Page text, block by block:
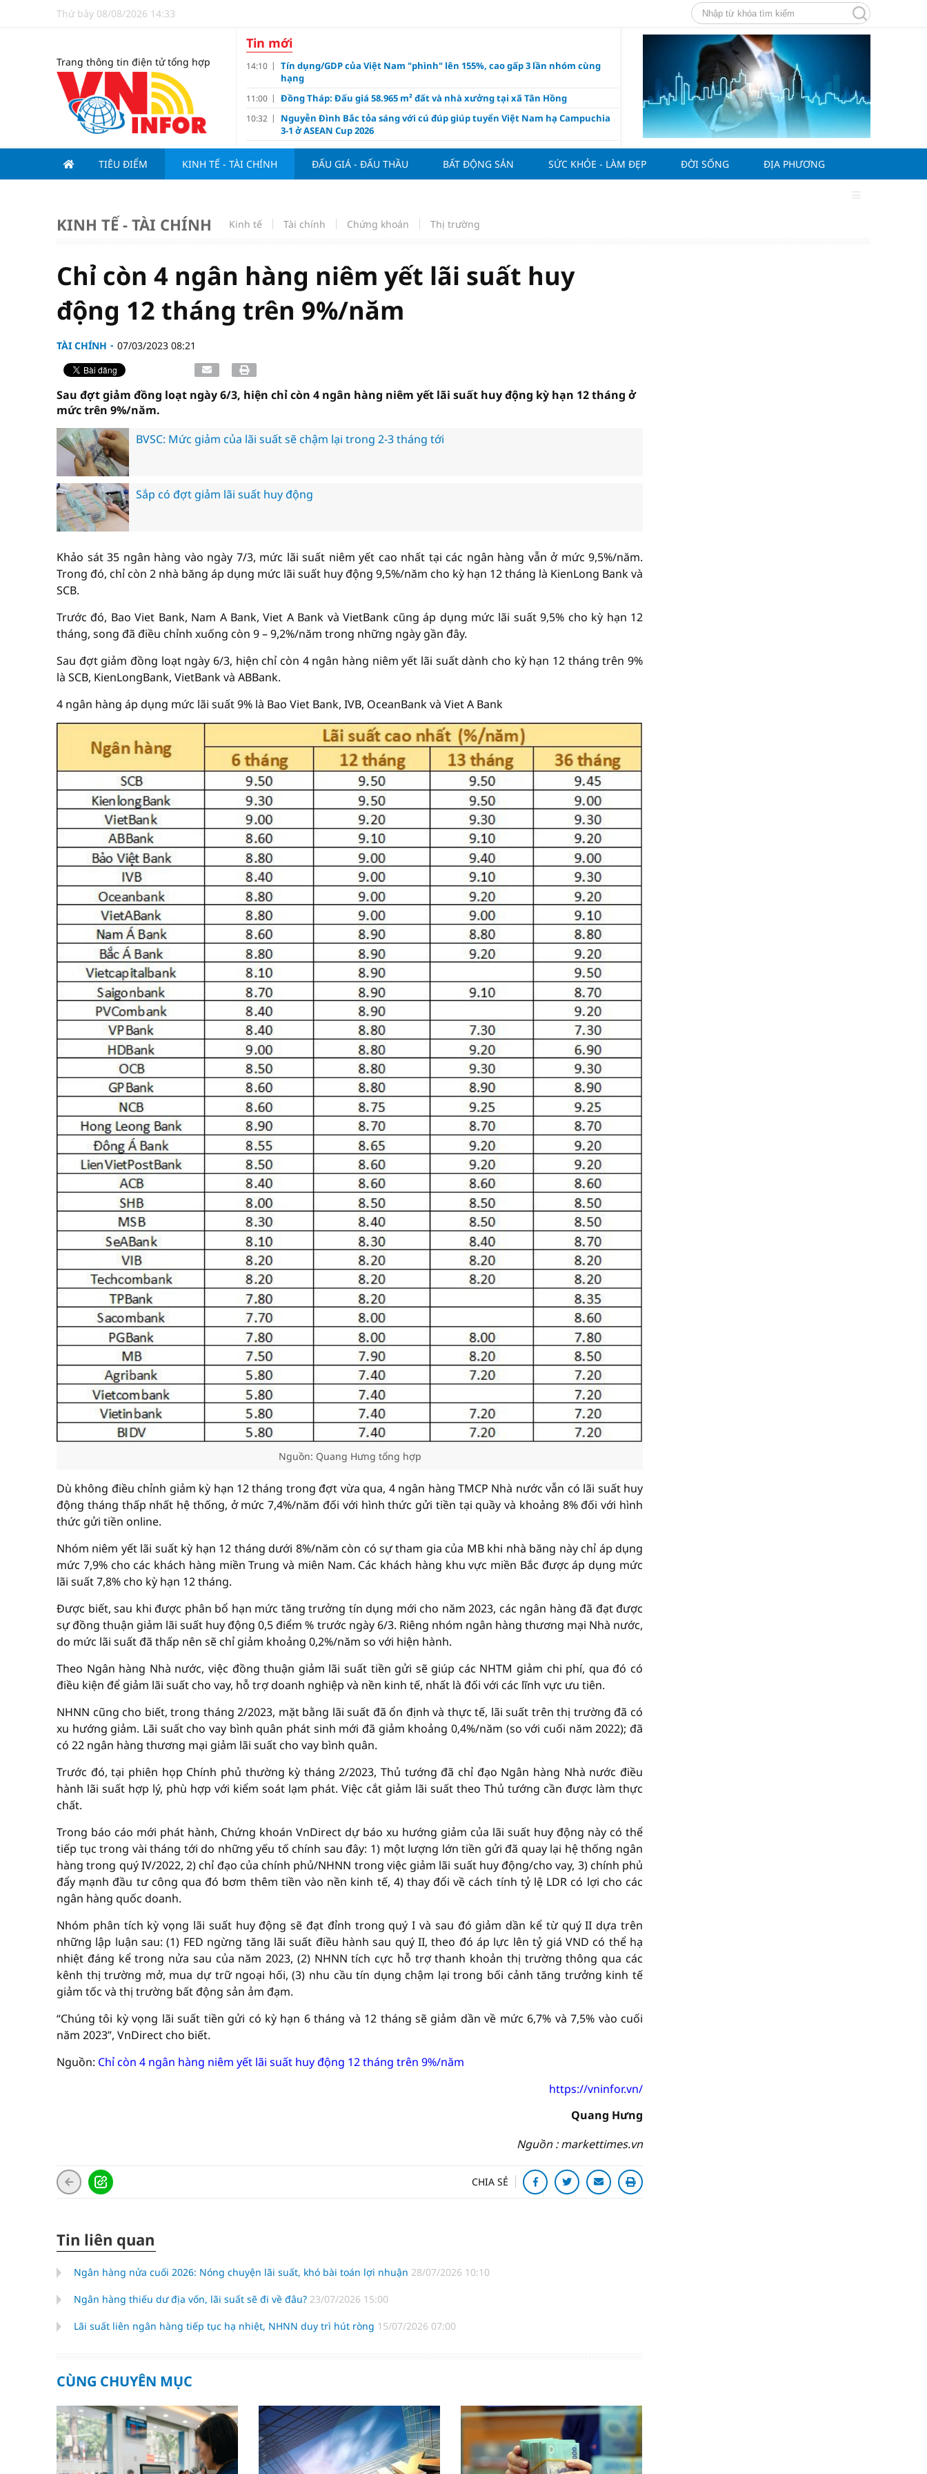
Thứ bảy 08/08/2026 14:33
Trang thông tin điện tử tổng hợp
Tin mới
14:10
Tín dụng/GDP của Việt Nam "phình" lên 155%, cao gấp 3 lần nhóm cùng
hạng
11:00 Đồng Tháp: Đấu giá 58.965 m² đất và nhà xưởng tại xã Tân Hồng
10:32
Nguyễn Đình Bắc tỏa sáng với cú đúp giúp tuyển Việt Nam hạ Campuchia
3-1 ở ASEAN Cup 2026
10:23 Giá vàng hôm nay 8/8: Vàng thế giới "nhảy vọt"
09:00 Các cổ phiếu IPO có được phân bổ dòng vốn mới từ nâng hạng thị trường?
18:10
Tử vi hôm nay, xem tử vi 12 con giáp hôm nay ngày 8/8/2026: Tuổi Mão kinh
doanh thuận lợi
17:10 Ngân hàng nửa đầu năm 2026: Áp lực đằng sau niềm vui lãi lớn
17:00
Quy hoạch và hạ tầng đang mở ra chu kỳ tăng trưởng mới của bất động
sản Việt Nam
TIÊU ĐIỂM KINH TẾ - TÀI CHÍNH ĐẤU GIÁ - ĐẤU THẦU BẤT ĐỘNG SẢN SỨC KHỎE - LÀM ĐẸP ĐỜI SỐNG ĐỊA PHƯƠNG
KINH TẾ - TÀI CHÍNH Kinh tế Tài chính Chứng khoán Thị trường
Chỉ còn 4 ngân hàng niêm yết lãi suất huy
động 12 tháng trên 9%/năm
TÀI CHÍNH 07/03/2023 08:21
Sau đợt giảm đồng loạt ngày 6/3, hiện chỉ còn 4 ngân hàng niêm yết lãi suất huy động kỳ hạn 12 tháng ở
mức trên 9%/năm.
BVSC: Mức giảm của lãi suất sẽ chậm lại trong 2-3 tháng tới
Sắp có đợt giảm lãi suất huy động
Khảo sát 35 ngân hàng vào ngày 7/3, mức lãi suất niêm yết cao nhất tại các ngân hàng vẫn ở mức 9,5%/năm.
Trong đó, chỉ còn 2 nhà băng áp dụng mức lãi suất huy động 9,5%/năm cho kỳ hạn 12 tháng là KienLong Bank và
SCB.
Trước đó, Bao Viet Bank, Nam A Bank, Viet A Bank và VietBank cũng áp dụng mức lãi suất 9,5% cho kỳ hạn 12
tháng, song đã điều chỉnh xuống còn 9 – 9,2%/năm trong những ngày gần đây.
Sau đợt giảm đồng loạt ngày 6/3, hiện chỉ còn 4 ngân hàng niêm yết lãi suất dành cho kỳ hạn 12 tháng trên 9%
là SCB, KienLongBank, VietBank và ABBank.
4 ngân hàng áp dụng mức lãi suất 9% là Bao Viet Bank, IVB, OceanBank và Viet A Bank
Nguồn: Quang Hưng tổng hợp
Dù không điều chỉnh giảm kỳ hạn 12 tháng trong đợt vừa qua, 4 ngân hàng TMCP Nhà nước vẫn có lãi suất huy
động tháng thấp nhất hệ thống, ở mức 7,4%/năm đối với hình thức gửi tiền tại quầy và khoảng 8% đối với hình
thức gửi tiền online.
Nhóm niêm yết lãi suất kỳ hạn 12 tháng dưới 8%/năm còn có sự tham gia của MB khi nhà băng này chỉ áp dụng
mức 7,9% cho các khách hàng miền Trung và miên Nam. Các khách hàng khu vực miền Bắc được áp dụng mức
lãi suất 7,8% cho kỳ hạn 12 tháng.
Được biết, sau khi được phân bổ hạn mức tăng trưởng tín dụng mới cho năm 2023, các ngân hàng đã đạt được
sự đồng thuận giảm lãi suất huy động 0,5 điểm % trước ngày 6/3. Riêng nhóm ngân hàng thương mại Nhà nước,
do mức lãi suất đã thấp nên sẽ chỉ giảm khoảng 0,2%/năm so với hiện hành.
Theo Ngân hàng Nhà nước, việc đồng thuận giảm lãi suất tiền gửi sẽ giúp các NHTM giảm chi phí, qua đó có
điều kiện để giảm lãi suất cho vay, hỗ trợ doanh nghiệp và nền kinh tế, nhất là đối với các lĩnh vực ưu tiên.
NHNN cũng cho biết, trong tháng 2/2023, mặt bằng lãi suất đã ổn định và thực tế, lãi suất trên thị trường đã có
xu hướng giảm. Lãi suất cho vay bình quân phát sinh mới đã giảm khoảng 0,4%/năm (so với cuối năm 2022); đã
có 22 ngân hàng thương mại giảm lãi suất cho vay bình quân.
Trước đó, tại phiên họp Chính phủ thường kỳ tháng 2/2023, Thủ tướng đã chỉ đạo Ngân hàng Nhà nước điều
hành lãi suất hợp lý, phù hợp với kiểm soát lạm phát. Việc cắt giảm lãi suất theo Thủ tướng cần được làm thực
chất.
Trong báo cáo mới phát hành, Chứng khoán VnDirect dự báo xu hướng giảm của lãi suất huy động này có thể
tiếp tục trong vài tháng tới do những yếu tố chính sau đây: 1) một lượng lớn tiền gửi đã quay lại hệ thống ngân
hàng trong quý IV/2022, 2) chỉ đạo của chính phủ/NHNN trong việc giảm lãi suất huy động/cho vay, 3) chính phủ
đẩy mạnh đầu tư công qua đó bơm thêm tiền vào nền kinh tế, 4) thay đổi về cách tính tỷ lệ LDR có lợi cho các
ngân hàng quốc doanh.
Nhóm phân tích kỳ vọng lãi suất huy động sẽ đạt đỉnh trong quý I và sau đó giảm dần kể từ quý II dựa trên
những lập luận sau: (1) FED ngừng tăng lãi suất điều hành sau quý II, theo đó áp lực lên tỷ giá VND có thể hạ
nhiệt đáng kể trong nửa sau của năm 2023, (2) NHNN tích cực hỗ trợ thanh khoản thị trường thông qua các
kênh thị trường mở, mua dự trữ ngoại hối, (3) nhu cầu tín dụng chậm lại trong bối cảnh tăng trưởng kinh tế
giảm tốc và thị trường bất động sản ảm đạm.
“Chúng tôi kỳ vọng lãi suất tiền gửi có kỳ hạn 6 tháng và 12 tháng sẽ giảm dần về mức 6,7% và 7,5% vào cuối
năm 2023”, VnDirect cho biết.
Nguồn: Chỉ còn 4 ngân hàng niêm yết lãi suất huy động 12 tháng trên 9%/năm
https://vninfor.vn/
Quang Hưng
Nguồn : markettimes.vn
CHIA SẺ
Tin liên quan
Ngân hàng nửa cuối 2026: Nóng chuyện lãi suất, khó bài toán lợi nhuận 28/07/2026 10:10
Ngân hàng thiếu dư địa vốn, lãi suất sẽ đi về đâu? 23/07/2026 15:00
Lãi suất liên ngân hàng tiếp tục hạ nhiệt, NHNN duy trì hút ròng 15/07/2026 07:00
CÙNG CHUYÊN MỤC